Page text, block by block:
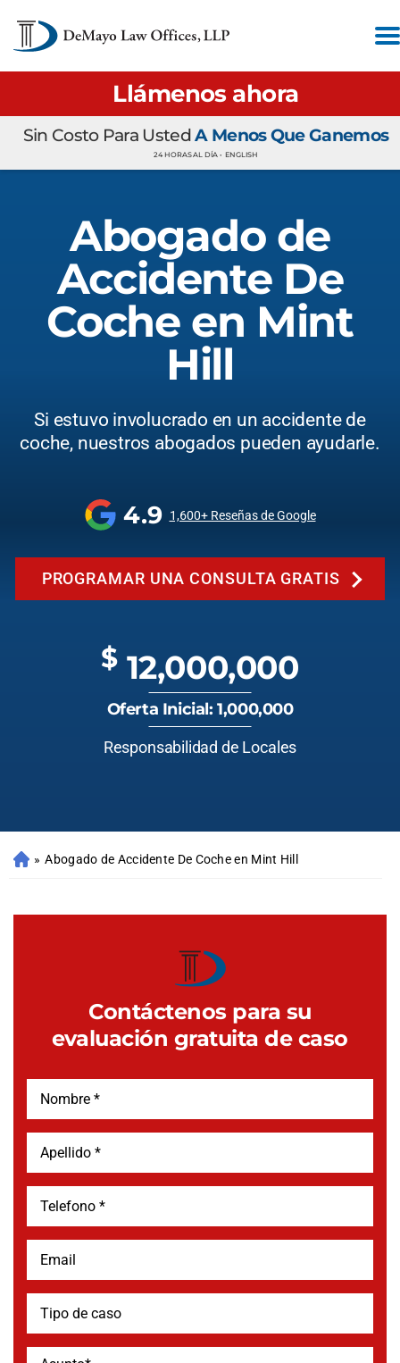
Llámenos ahora
Sin Costo Para UstedA Menos Que Ganemos
24 HORAS AL DÍA • ENGLISH
Abogado de
Accidente De
Coche en Mint
Hill
Si estuvo involucrado en un accidente de
coche, nuestros abogados pueden ayudarle.
4.9 1,600+ Reseñas de Google
PROGRAMAR UNA CONSULTA GRATIS
$ 12,000,000
Oferta Inicial: 1,000,000
Responsabilidad de Locales
» Abogado de Accidente De Coche en Mint Hill
Contáctenos para su
evaluación gratuita de caso